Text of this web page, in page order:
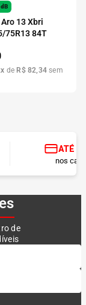
13 Xbri
75R13 84T
x de R$ 82,34 sem
ATÉ
nos
de